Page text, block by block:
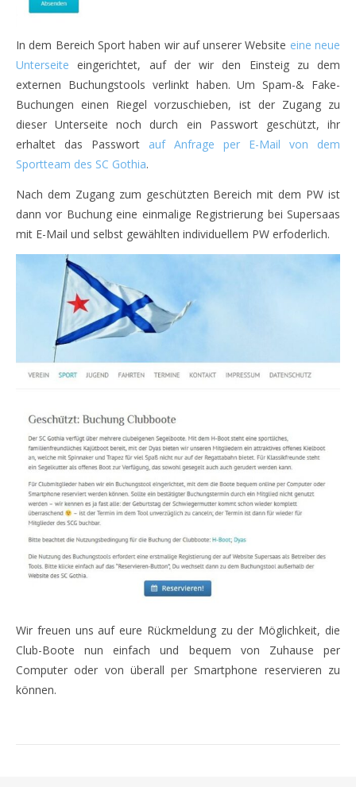
In dem Bereich Sport haben wir auf unserer Website eine neue
Unterseite eingerichtet, auf der wir den Einsteig zu dem
externen Buchungstools verlinkt haben. Um Spam-& Fake-
Buchungen einen Riegel vorzuschieben, ist der Zugang zu
dieser Unterseite noch durch ein Passwort geschützt, ihr
erhaltet das Passwort auf Anfrage per E-Mail von dem
Sportteam des SC Gothia.
Nach dem Zugang zum geschützten Bereich mit dem PW ist
dann vor Buchung eine einmalige Registrierung bei Supersaas
mit E-Mail und selbst gewählten individuellem PW erfoderlich.
Wir freuen uns auf eure Rückmeldung zu der Möglichkeit, die
Club-Boote nun einfach und bequem von Zuhause per
Computer oder von überall per Smartphone reservieren zu
können.